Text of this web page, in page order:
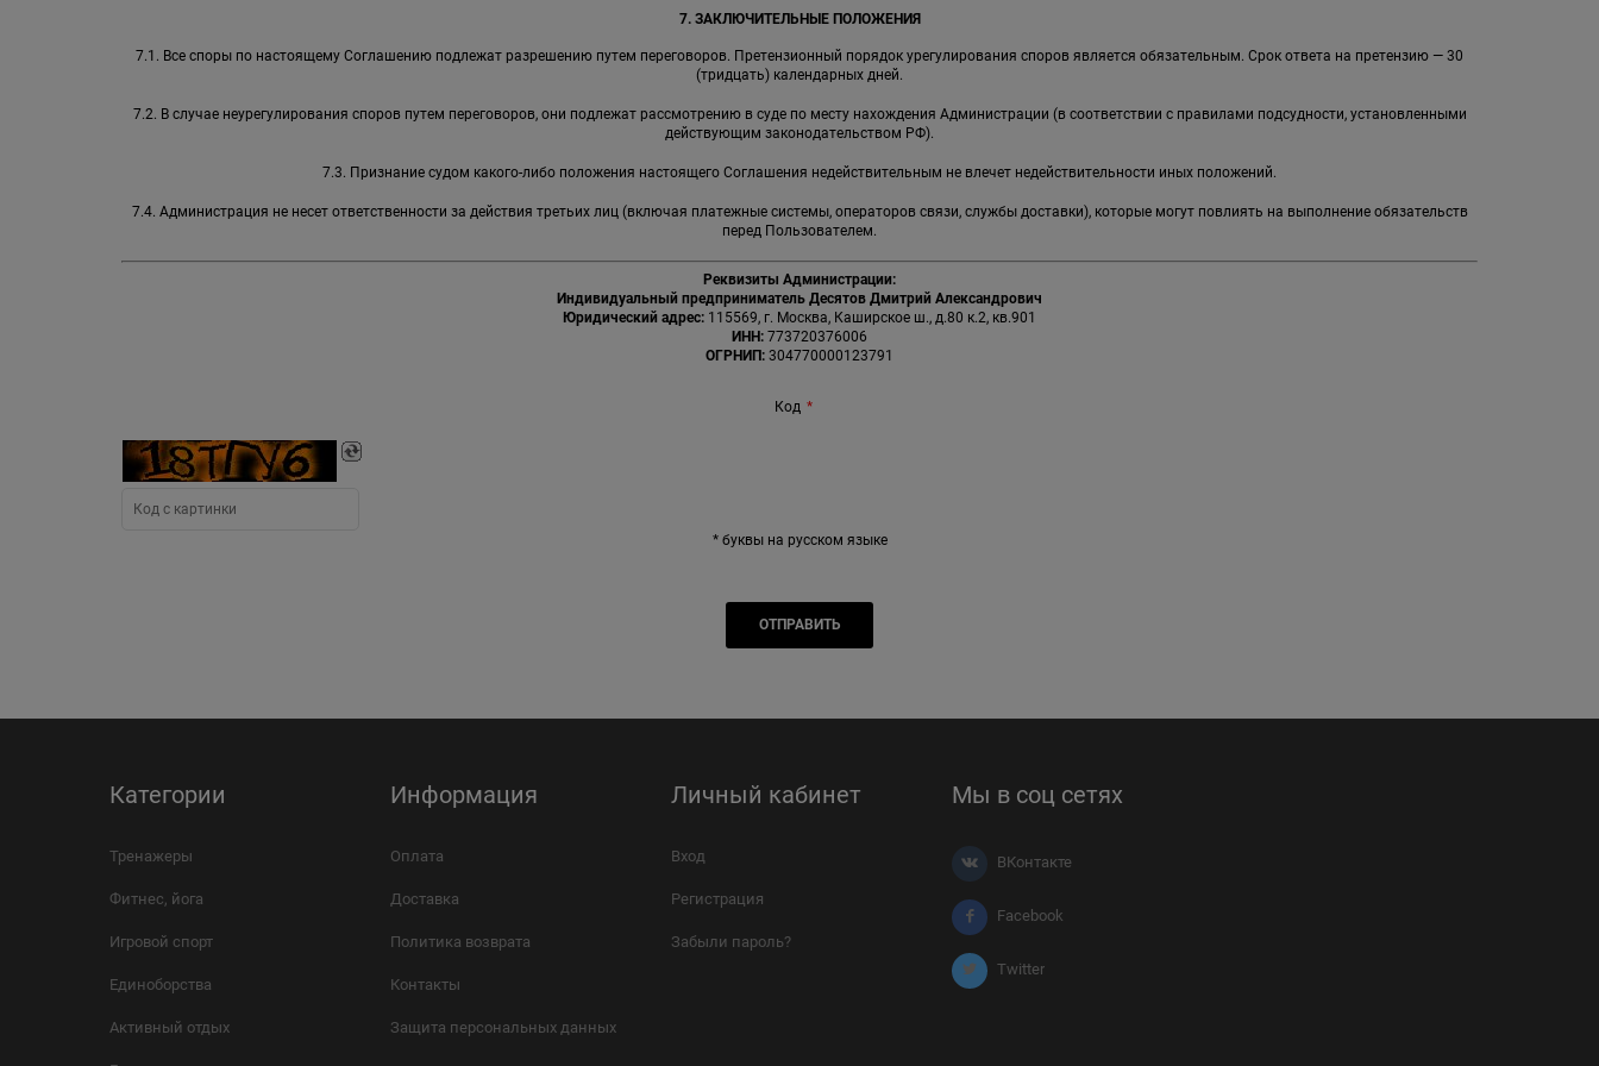
7. ЗАКЛЮЧИТЕЛЬНЫЕ ПОЛОЖЕНИЯ
7.1. Все споры по настоящему Соглашению подлежат разрешению путем переговоров. Претензионный порядок урегулирования споров является обязательным. Срок ответа на претензию — 30
(тридцать) календарных дней.
7.2. В случае неурегулирования споров путем переговоров, они подлежат рассмотрению в суде по месту нахождения Администрации (в соответствии с правилами подсудности, установленными
действующим законодательством РФ).
7.3. Признание судом какого-либо положения настоящего Соглашения недействительным не влечет недействительности иных положений.
7.4. Администрация не несет ответственности за действия третьих лиц (включая платежные системы, операторов связи, службы доставки), которые могут повлиять на выполнение обязательств
перед Пользователем.
Реквизиты Администрации:
Индивидуальный предприниматель Десятов Дмитрий Александрович
Юридический адрес: 115569, г. Москва, Каширское ш., д.80 к.2, кв.901
ИНН: 773720376006
ОГРНИП: 304770000123791
Код
* буквы на русском языке
Категории
Тренажеры
Фитнес, йога
Игровой спорт
Единоборства
Активный отдых
Информация
Оплата
Доставка
Политика возврата
Контакты
Защита персональных данных
Личный кабинет
Вход
Регистрация
Забыли пароль?
Мы в соц сетях
ВКонтакте
Facebook
Twitter